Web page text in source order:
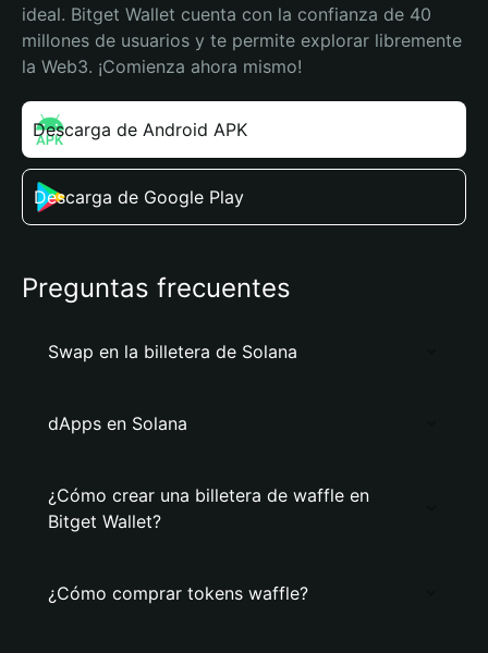
ideal. Bitget Wallet cuenta con la confianza de 40
millones de usuarios y te permite explorar libremente
la Web3. ¡Comienza ahora mismo!
Descarga de Android APK
Descarga de Google Play
Preguntas frecuentes
Swap en la billetera de Solana
dApps en Solana
¿Cómo crear una billetera de waffle en
Bitget Wallet?
¿Cómo comprar tokens waffle?